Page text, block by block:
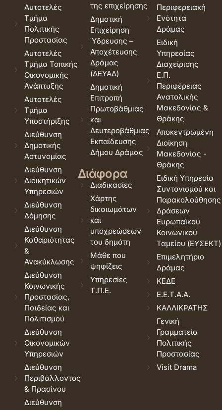
Αυτοτελές
Τμήμα
Πολιτικής
Προστασίας
Αυτοτελές
Τμήμα Τοπικής
Οικονομικής
Ανάπτυξης
Αυτοτελές
Τμήμα
Υποστήριξης
Διεύθυνση
Δημοτικής
Αστυνομίας
Διεύθυνση
Διοικητικών
Υπηρεσιών
Διεύθυνση
Δόμησης
Διεύθυνση
Καθαριότητας
&
Ανακύκλωσης
Διεύθυνση
Κοινωνικής
Προστασίας,
Παιδείας και
Πολιτισμού
Διεύθυνση
Οικονομικών
Υπηρεσιών
Διεύθυνση
Περιβάλλοντος
& Πρασίνου
Διεύθυνση
της επιχείρησης
Δημοτική
Επιχείρηση
Ύδρευσης –
Αποχέτευσης
Δράμας
(ΔΕΥΑΔ)
Δημοτική
Επιτροπή
Πρωτοβάθμιας
και
Δευτεροβάθμιας
Εκπαίδευσης
Δήμου Δράμας
Διάφορα
Διαδικασίες
Χάρτης
δικαιωμάτων
και
υποχρεώσεων
του δημότη
Μάθε που
ψηφίζεις
Υπηρεσίες
Τ.Π.Ε.
Περιφερειακή
Ενότητα
Δράμας
Ειδική
Υπηρεσίας
Διαχείρισης
Ε.Π.
Περιφέρειας
Ανατολικής
Μακεδονίας &
Θράκης
Αποκεντρωμένη
Διοίκηση
Μακεδονίας -
Θράκης
Ειδική Υπηρεσία
Συντονισμού και
Παρακολούθησης
Δράσεων
Ευρωπαϊκού
Κοινωνικού
Ταμείου (ΕΥΣΕΚΤ)
Επιμελητήριο
Δράμας
ΚΕΔΕ
Ε.Ε.Τ.Α.Α.
ΚΑΛΛΙΚΡΑΤΗΣ
Γενική
Γραμματεία
Πολιτικής
Προστασίας
Visit Drama